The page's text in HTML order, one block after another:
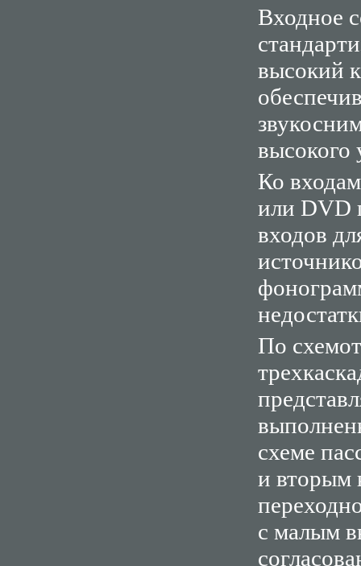
Входное
высокий
высокого
Ко
или DVD
входов
По
схеме
и вторым
с малым